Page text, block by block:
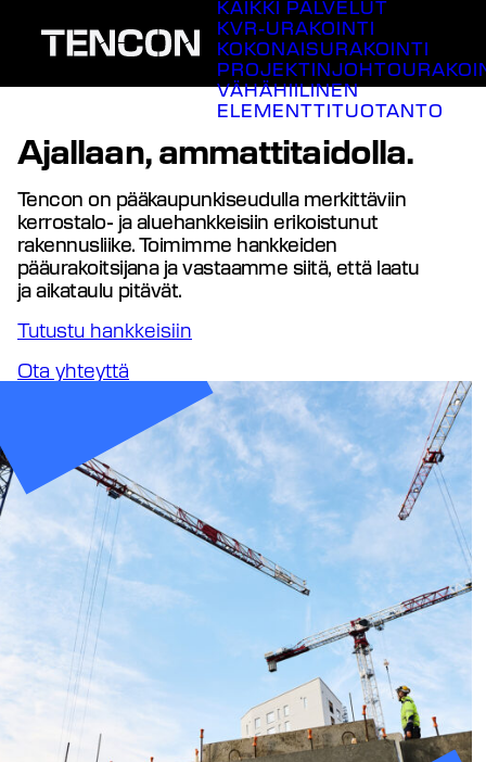
sisältöön
KAIKKI PALVELUT
KVR-URAKOINTI
KOKONAISURAKOINTI
VÄHÄHIILINEN
ELEMENTTITUOTANTO
Ajallaan, ammattitaidolla.
Tencon on pääkaupunkiseudulla merkittäviin
kerrostalo- ja aluehankkeisiin erikoistunut
rakennusliike. Toimimme hankkeiden
pääurakoitsijana ja vastaamme siitä, että laatu
ja aikataulu pitävät.
Tutustu hankkeisiin
Ota yhteyttä